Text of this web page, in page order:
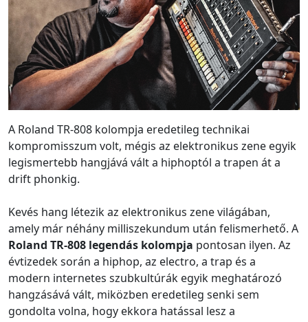
A Roland TR-808 kolompja eredetileg technikai
kompromisszum volt, mégis az elektronikus zene egyik
legismertebb hangjává vált a hiphoptól a trapen át a
drift phonkig.
Kevés hang létezik az elektronikus zene világában,
amely már néhány milliszekundum után felismerhető. A
Roland TR-808 legendás kolompja pontosan ilyen. Az
évtizedek során a hiphop, az electro, a trap és a
modern internetes szubkultúrák egyik meghatározó
hangzásává vált, miközben eredetileg senki sem
gondolta volna, hogy ekkora hatással lesz a